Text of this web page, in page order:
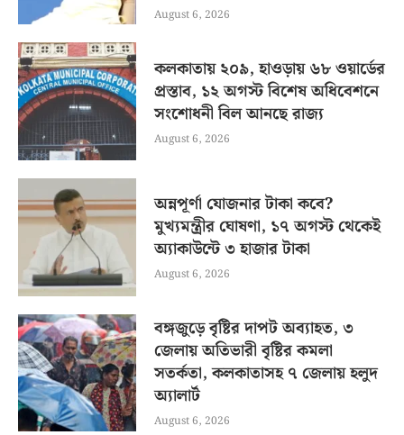
August 6, 2026
কলকাতায় ২০৯, হাওড়ায় ৬৮ ওয়ার্ডের
প্রস্তাব, ১২ অগস্ট বিশেষ অধিবেশনে
সংশোধনী বিল আনছে রাজ্য
August 6, 2026
অন্নপূর্ণা যোজনার টাকা কবে?
মুখ্যমন্ত্রীর ঘোষণা, ১৭ অগস্ট থেকেই
অ্যাকাউন্টে ৩ হাজার টাকা
August 6, 2026
বঙ্গজুড়ে বৃষ্টির দাপট অব্যাহত, ৩
জেলায় অতিভারী বৃষ্টির কমলা
সতর্কতা, কলকাতাসহ ৭ জেলায় হলুদ
অ্যালার্ট
August 6, 2026